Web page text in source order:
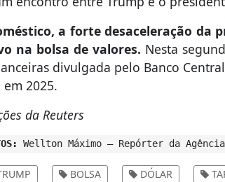
a forte desaceleração da
na bolsa de valores. Nesta
divulgada pelo Banco Central
2025.
da Reuters
Wellton Máximo – Repórter da
BOLSA DÓLAR